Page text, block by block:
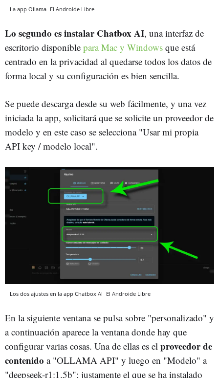
La app Ollama El Androide Libre
Lo segundo es instalar Chatbox AI, una interfaz de
escritorio disponible para Mac y Windows que está
centrado en la privacidad al quedarse todos los datos de
forma local y su configuración es bien sencilla.
Se puede descarga desde su web fácilmente, y una vez
iniciada la app, solicitará que se solicite un proveedor de
modelo y en este caso se selecciona "Usar mi propia
API key / modelo local".
Los dos ajustes en la app Chatbox AI El Androide Libre
En la siguiente ventana se pulsa sobre "personalizado" y
a continuación aparece la ventana donde hay que
configurar varias cosas. Una de ellas es el proveedor de
contenido a "OLLAMA API" y luego en "Modelo" a
"deepseek-r1:1.5b"; justamente el que se ha instalado